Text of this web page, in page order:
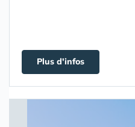
Plus d'infos